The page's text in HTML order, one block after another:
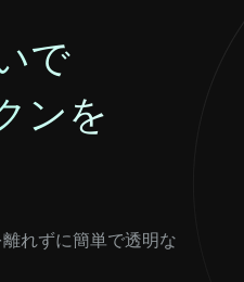
で
ンを
れずに簡単で透明な